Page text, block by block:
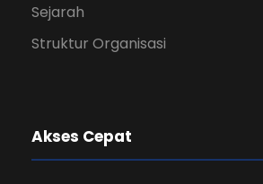
Sejarah
Struktur Organisasi
Akses Cepat